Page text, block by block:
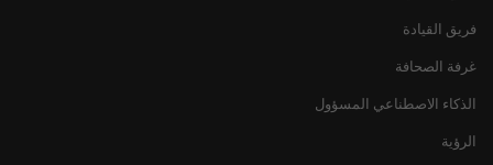
فريق القيادة
غرفة الصحافة
الذكاء الاصطناعي المسؤول
الرؤية